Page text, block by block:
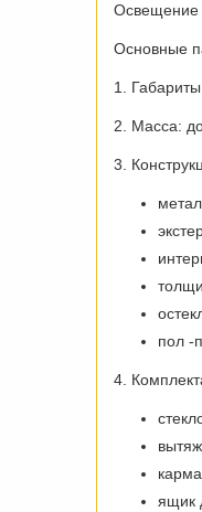
Освещение
Основные
1.
2. Масса: до
3.
пол -
4.
ящик